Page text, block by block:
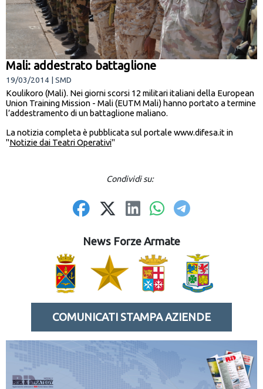
Mali: addestrato battaglione
19/03/2014 | SMD
Koulikoro (Mali). Nei giorni scorsi 12 militari italiani della European
Union Training Mission - Mali (EUTM Mali) hanno portato a termine
l’addestramento di un battaglione maliano.
La notizia completa è pubblicata sul portale www.difesa.it in
"Notizie dai Teatri Operativi"
Condividi su:
News Forze Armate
COMUNICATI STAMPA AZIENDE